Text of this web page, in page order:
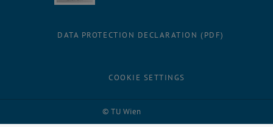
© TU Wien
DATA PROTECTION DECLARATION (PDF)
COOKIE SETTINGS